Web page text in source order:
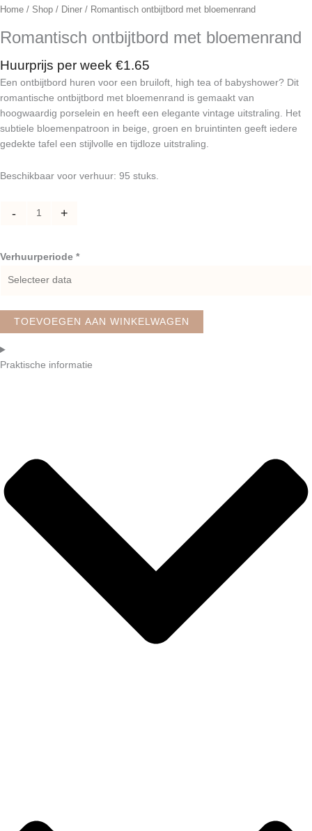
Home / Shop / Diner / Romantisch ontbijtbord met bloemenrand
Romantisch ontbijtbord met bloemenrand
Huurprijs per week €1.65
Een ontbijtbord huren voor een bruiloft, high tea of babyshower? Dit
romantische ontbijtbord met bloemenrand is gemaakt van
hoogwaardig porselein en heeft een elegante vintage uitstraling. Het
subtiele bloemenpatroon in beige, groen en bruintinten geeft iedere
gedekte tafel een stijlvolle en tijdloze uitstraling.
Beschikbaar voor verhuur: 95 stuks.
-
Romantisch
bloemenrand
+
Verhuurperiode *
TOEVOEGEN AAN WINKELWAGEN
Praktische informatie